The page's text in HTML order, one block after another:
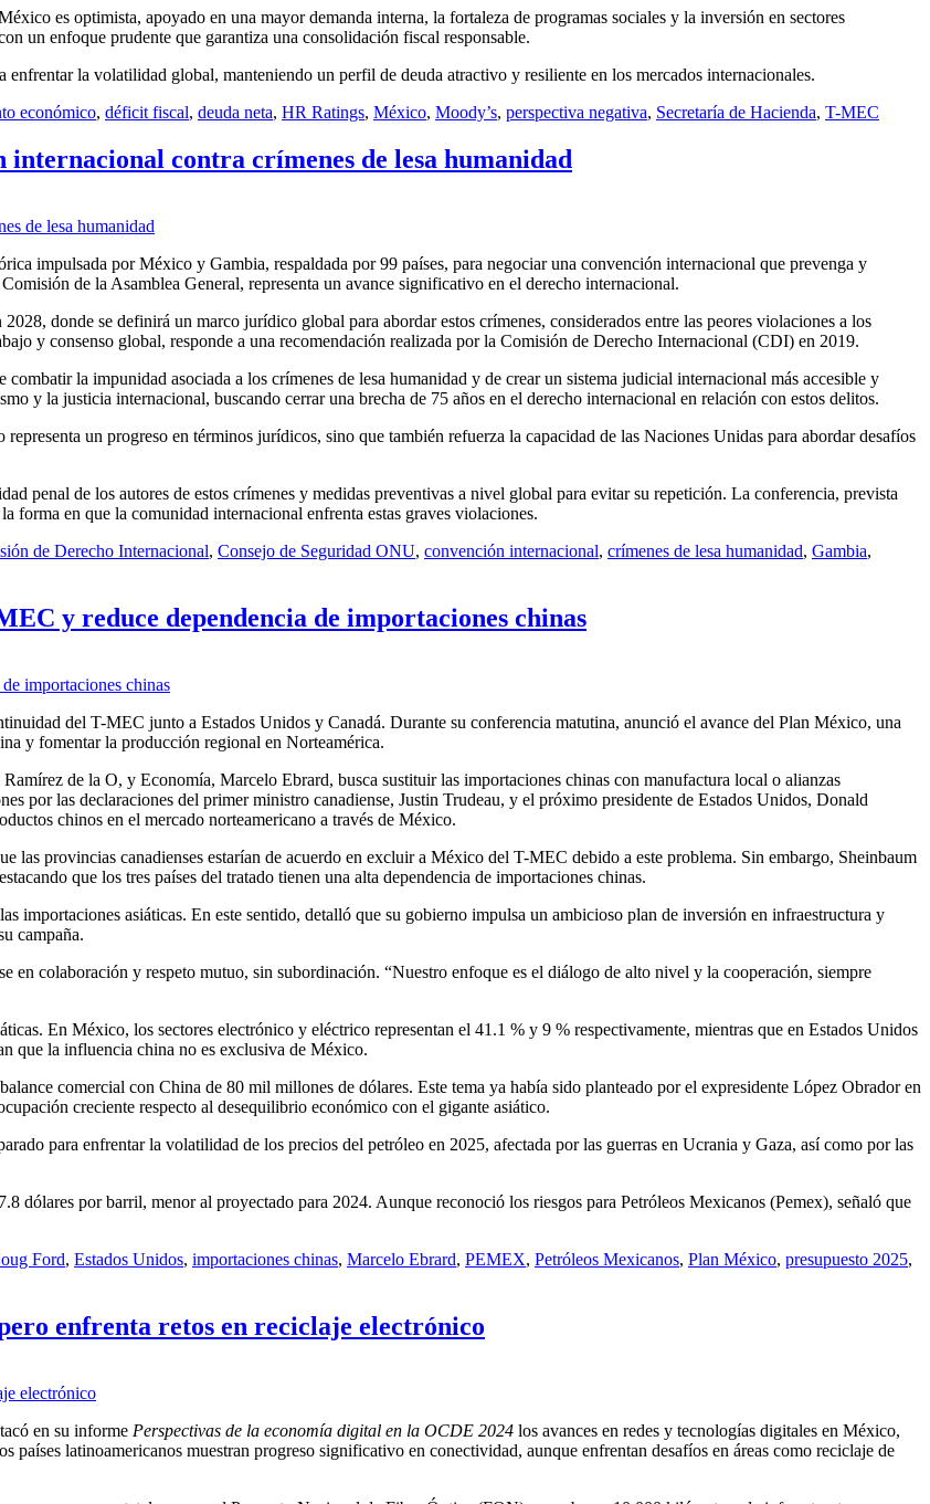
es optimista, apoyado en una mayor demanda interna, la fortaleza de programas sociales y la inversión en sectores
un enfoque prudente que garantiza una consolidación fiscal responsable.
la volatilidad global, manteniendo un perfil de deuda atractivo y resiliente en los mercados internacionales.
económico, déficit fiscal, deuda neta, HR Ratings, México, Moody’s, perspectiva negativa, Secretaría de Hacienda, T-MEC
contra crímenes de lesa humanidad
impulsada por México y Gambia, respaldada por 99 países, para negociar una convención internacional que prevenga y
de la Asamblea General, representa un avance significativo en el derecho internacional.
donde se definirá un marco jurídico global para abordar estos crímenes, considerados entre las peores violaciones a los
y consenso global, responde a una recomendación realizada por la Comisión de Derecho Internacional (CDI) en 2019.
la impunidad asociada a los crímenes de lesa humanidad y de crear un sistema judicial internacional más accesible y
y la justicia internacional, buscando cerrar una brecha de 75 años en el derecho internacional en relación con estos delitos.
un progreso en términos jurídicos, sino que también refuerza la capacidad de las Naciones Unidas para abordar desafíos
penal de los autores de estos crímenes y medidas preventivas a nivel global para evitar su repetición. La conferencia, prevista
en que la comunidad internacional enfrenta estas graves violaciones.
de Derecho Internacional, Consejo de Seguridad ONU, convención internacional, crímenes de lesa humanidad, Gambia,
y reduce dependencia de importaciones chinas
del T-MEC junto a Estados Unidos y Canadá. Durante su conferencia matutina, anunció el avance del Plan México, una
y fomentar la producción regional en Norteamérica.
de la O, y Economía, Marcelo Ebrard, busca sustituir las importaciones chinas con manufactura local o alianzas
por las declaraciones del primer ministro canadiense, Justin Trudeau, y el próximo presidente de Estados Unidos, Donald
chinos en el mercado norteamericano a través de México.
las provincias canadienses estarían de acuerdo en excluir a México del T-MEC debido a este problema. Sin embargo, Sheinbaum
que los tres países del tratado tienen una alta dependencia de importaciones chinas.
importaciones asiáticas. En este sentido, detalló que su gobierno impulsa un ambicioso plan de inversión en infraestructura y
campaña.
en colaboración y respeto mutuo, sin subordinación. “Nuestro enfoque es el diálogo de alto nivel y la cooperación, siempre
En México, los sectores electrónico y eléctrico representan el 41.1 % y 9 % respectivamente, mientras que en Estados Unidos
que la influencia china no es exclusiva de México.
comercial con China de 80 mil millones de dólares. Este tema ya había sido planteado por el expresidente López Obrador en
creciente respecto al desequilibrio económico con el gigante asiático.
para enfrentar la volatilidad de los precios del petróleo en 2025, afectada por las guerras en Ucrania y Gaza, así como por las
dólares por barril, menor al proyectado para 2024. Aunque reconoció los riesgos para Petróleos Mexicanos (Pemex), señaló que
Ford, Estados Unidos, importaciones chinas, Marcelo Ebrard, PEMEX, Petróleos Mexicanos, Plan México, presupuesto 2025,
enfrenta retos en reciclaje electrónico
en su informe Perspectivas de la economía digital en la OCDE 2024 los avances en redes y tecnologías digitales en México,
latinoamericanos muestran progreso significativo en conectividad, aunque enfrentan desafíos en áreas como reciclaje de